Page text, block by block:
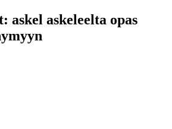
askel askeleelta opas